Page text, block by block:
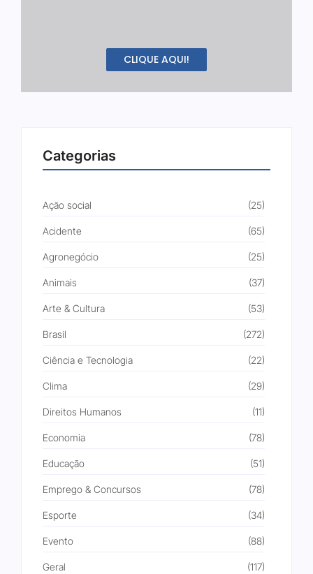
CLIQUE AQUI!
Categorias
Ação social (25)
Acidente (65)
Agronegócio (25)
Animais (37)
Arte & Cultura (53)
Brasil (272)
Ciência e Tecnologia (22)
Clima (29)
Direitos Humanos (11)
Economia (78)
Educação (51)
Emprego & Concursos (78)
Esporte (34)
Evento (88)
Geral (117)